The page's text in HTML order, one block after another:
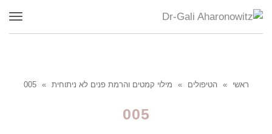
ראשי » הטיפולים » מילוי קמטים והרמת פנים לא ניתוחית »
005
005